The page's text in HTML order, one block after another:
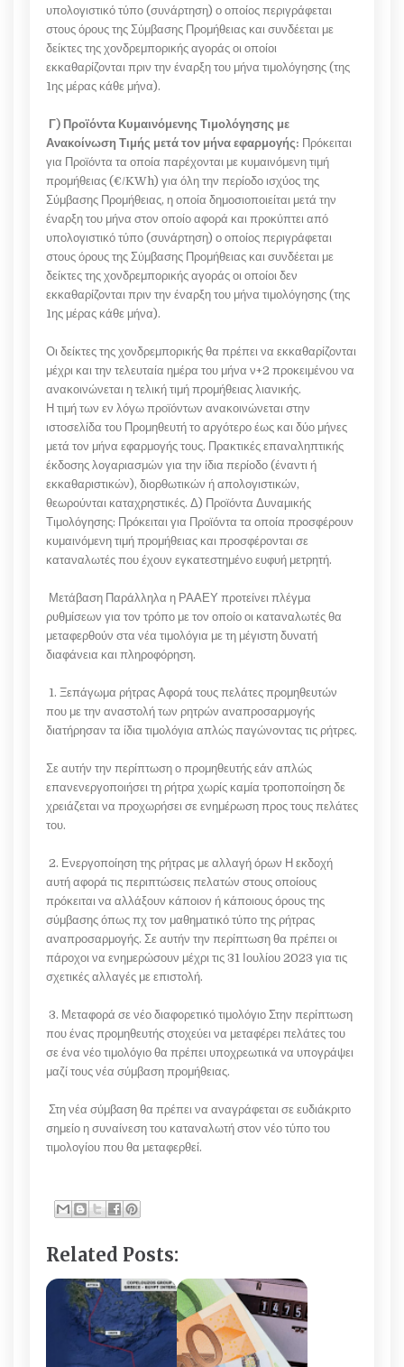
υπολογιστικό τύπο (συνάρτηση) ο οποίος περιγράφεται
στους όρους της Σύμβασης Προμήθειας και συνδέεται με
δείκτες της χονδρεμπορικής αγοράς οι οποίοι
εκκαθαρίζονται πριν την έναρξη του μήνα τιμολόγησης (της
1ης μέρας κάθε μήνα).
Γ) Προϊόντα Κυμαινόμενης Τιμολόγησης με
Ανακοίνωση Τιμής μετά τον μήνα εφαρμογής: Πρόκειται
για Προϊόντα τα οποία παρέχονται με κυμαινόμενη τιμή
προμήθειας (€/KWh) για όλη την περίοδο ισχύος της
Σύμβασης Προμήθειας, η οποία δημοσιοποιείται μετά την
έναρξη του μήνα στον οποίο αφορά και προκύπτει από
υπολογιστικό τύπο (συνάρτηση) ο οποίος περιγράφεται
στους όρους της Σύμβασης Προμήθειας και συνδέεται με
δείκτες της χονδρεμπορικής αγοράς οι οποίοι δεν
εκκαθαρίζονται πριν την έναρξη του μήνα τιμολόγησης (της
1ης μέρας κάθε μήνα).
Οι δείκτες της χονδρεμπορικής θα πρέπει να εκκαθαρίζονται
μέχρι και την τελευταία ημέρα του μήνα ν+2 προκειμένου να
ανακοινώνεται η τελική τιμή προμήθειας λιανικής.
Η τιμή των εν λόγω προϊόντων ανακοινώνεται στην
ιστοσελίδα του Προμηθευτή το αργότερο έως και δύο μήνες
μετά τον μήνα εφαρμογής τους. Πρακτικές επαναληπτικής
έκδοσης λογαριασμών για την ίδια περίοδο (έναντι ή
εκκαθαριστικών), διορθωτικών ή απολογιστικών,
θεωρούνται καταχρηστικές. Δ) Προϊόντα Δυναμικής
Τιμολόγησης: Πρόκειται για Προϊόντα τα οποία προσφέρουν
κυμαινόμενη τιμή προμήθειας και προσφέρονται σε
καταναλωτές που έχουν εγκατεστημένο ευφυή μετρητή.
Μετάβαση Παράλληλα η ΡΑΑΕΥ προτείνει πλέγμα
ρυθμίσεων για τον τρόπο με τον οποίο οι καταναλωτές θα
μεταφερθούν στα νέα τιμολόγια με τη μέγιστη δυνατή
διαφάνεια και πληροφόρηση.
1. Ξεπάγωμα ρήτρας Αφορά τους πελάτες προμηθευτών
που με την αναστολή των ρητρών αναπροσαρμογής
διατήρησαν τα ίδια τιμολόγια απλώς παγώνοντας τις ρήτρες.
Σε αυτήν την περίπτωση ο προμηθευτής εάν απλώς
επανενεργοποιήσει τη ρήτρα χωρίς καμία τροποποίηση δε
χρειάζεται να προχωρήσει σε ενημέρωση προς τους πελάτες
του.
2. Ενεργοποίηση της ρήτρας με αλλαγή όρων Η εκδοχή
αυτή αφορά τις περιπτώσεις πελατών στους οποίους
πρόκειται να αλλάξουν κάποιον ή κάποιους όρους της
σύμβασης όπως πχ τον μαθηματικό τύπο της ρήτρας
αναπροσαρμογής. Σε αυτήν την περίπτωση θα πρέπει οι
πάροχοι να ενημερώσουν μέχρι τις 31 Ιουλίου 2023 για τις
σχετικές αλλαγές με επιστολή.
3. Μεταφορά σε νέο διαφορετικό τιμολόγιο Στην περίπτωση
που ένας προμηθευτής στοχεύει να μεταφέρει πελάτες του
σε ένα νέο τιμολόγιο θα πρέπει υποχρεωτικά να υπογράψει
μαζί τους νέα σύμβαση προμήθειας.
Στη νέα σύμβαση θα πρέπει να αναγράφεται σε ευδιάκριτο
σημείο η συναίνεση του καταναλωτή στον νέο τύπο του
τιμολογίου που θα μεταφερθεί.
Related Posts: